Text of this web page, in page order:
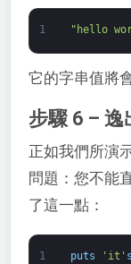
1 "hello
它的字串值將
步驟 6 – 逸
正如我們所演
問題：您不能
了這一點：
1 puts 'it' s